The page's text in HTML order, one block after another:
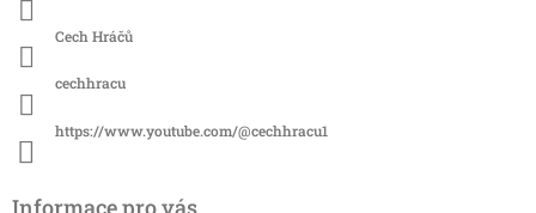
Cech Hráčů
cechhracu
https://www.youtube.com/@cechhracu1
Informace pro vás